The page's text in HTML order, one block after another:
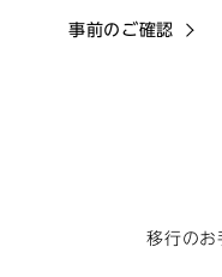
事前のご確認
移行のお